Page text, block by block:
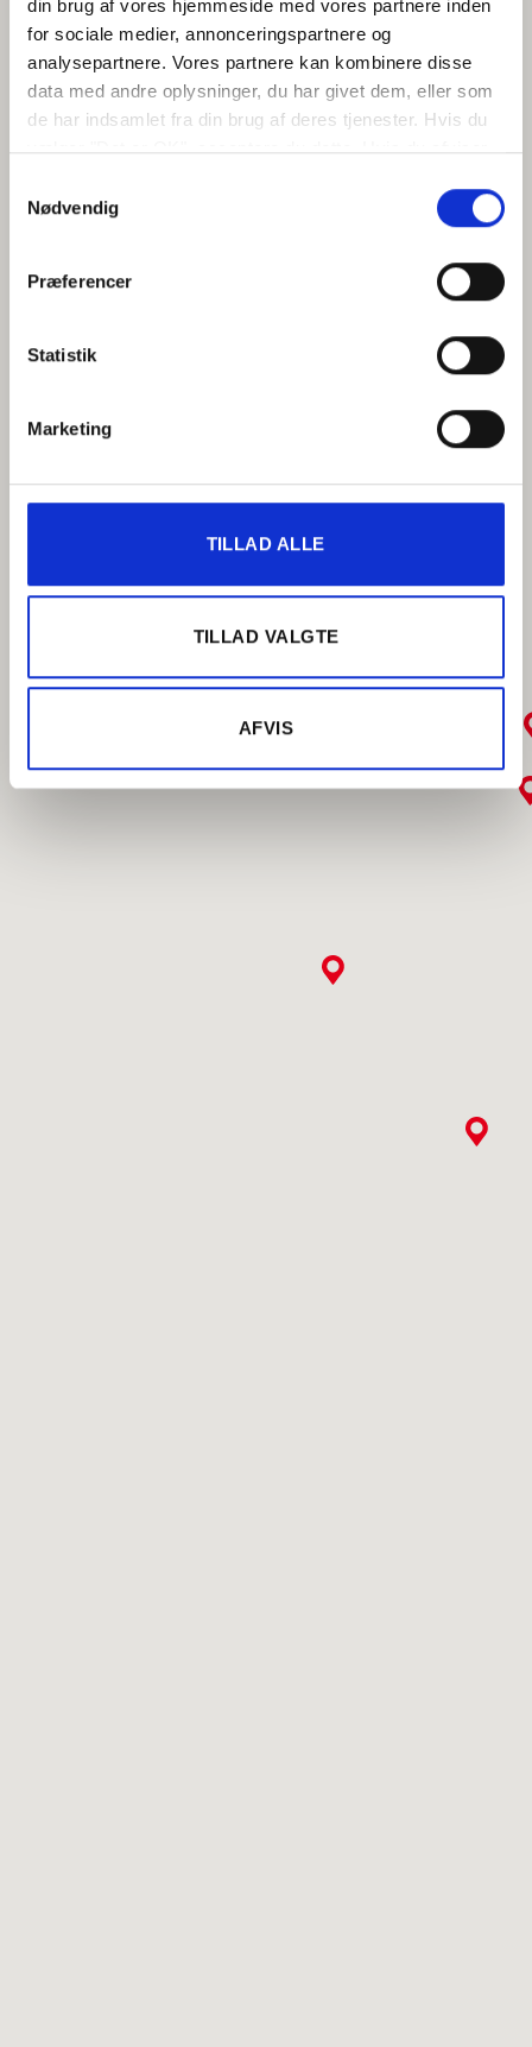
din brug af vores hjemmeside med vores partnere inden
for sociale medier, annonceringspartnere og
analysepartnere. Vores partnere kan kombinere disse
data med andre oplysninger, du har givet dem, eller som
de har indsamlet fra din brug af deres tjenester. Hvis du
vælger "Det er OK", acceptere du dette. Hvis du afviser
"indstil præferencer" for at administrere dine
Nødvendig
Præferencer
Statistik
Marketing
TILLAD ALLE
TILLAD VALGTE
AFVIS